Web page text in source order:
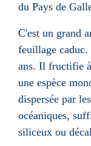
du Pays de
C'est un grand
feuillage
ans. Il fructifie
une espèce
dispersée par
océaniques,
siliceux ou